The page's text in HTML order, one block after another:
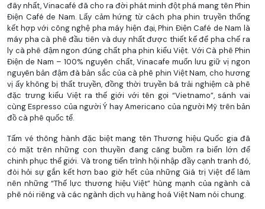
đây nhất, Vinacafé đã cho ra đời phát minh đột phá mang tên Phin
Điện Café de Nam. Lấy cảm hứng từ cách pha phin truyền thống
kết hợp với công nghệ pha máy hiện đại, Phin Điện Café de Nam là
máy pha cà phê đầu tiên và duy nhất được thiết kế để pha chế ra
ly cà phê đậm ngon đúng chất pha phin kiểu Việt. Với Cà phê Phin
Điện de Nam – 100% nguyên chất, Vinacafe muốn lưu giữ vị ngon
nguyên bản đậm đà bản sắc của cà phê phin Việt Nam, cho hương
vị ấy không bị thất truyền, đồng thời truyền bá trải nghiệm cà phê
đặc trưng kiểu Việt ra thế giới với tên gọi “Vietnamo”, sánh vai
cùng Espresso của người Ý hay Americano của người Mỹ trên bản
đồ cà phê quốc tế.
Tấm vé thông hành đặc biệt mang tên Thương hiệu Quốc gia đã
có mặt trên những con thuyền đang căng buồm ra biển lớn để
chinh phục thế giới. Và trong tiến trình hội nhập đầy cạnh tranh đó,
đòi hỏi sự gắn kết hơn bao giờ hết của những Giá trị Việt để làm
nên những “Thế lực thương hiệu Việt” hùng mạnh của ngành cà
phê nói riêng và các ngành dịch vụ hàng hoá Việt Nam nói chung.